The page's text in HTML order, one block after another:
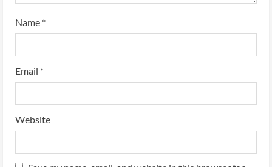
Name *
Email *
Website